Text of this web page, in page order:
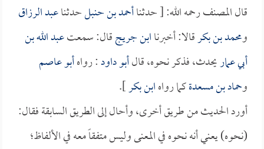
قال المصنف رحمه الله: [ حدثناأحمد بن حنبلحدثناعبد الرزاق
ومحمد بن بكرقالا: أخبرناابن جريجقال: سمعتعبد الله بن
أبي عماريحدث، فذكر نحوه، قالأبو داود: رواهأبو عاصم
وحماد بن مسعدةكما رواهابن بكر].
أورد الحديث من طريق أخرى، وأحال إلى الطريق السابقة فقال:
(نحوه) يعني أنه نحوه في المعنى وليس متفقاً معه في الألفاظ؛